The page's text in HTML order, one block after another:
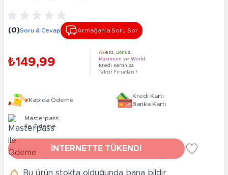
(0)Soru & Cevap Armağan’a Soru Sor
₺149,99
Axess Bonus
Maximum ve World
Kredi Kartınıza
Taksit Fırsatları !
Kapıda Ödeme
Kredi Kartı
Banka Kartı
Masterpass
ile Ödeme
İNTERNETTE TÜKENDİ
Bu ürün stokta olduğunda bana bildir